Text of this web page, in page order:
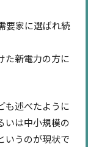
要家に選ばれ続
た新電力の方に
も述べたように
いは中小規模の
いうのが現状で